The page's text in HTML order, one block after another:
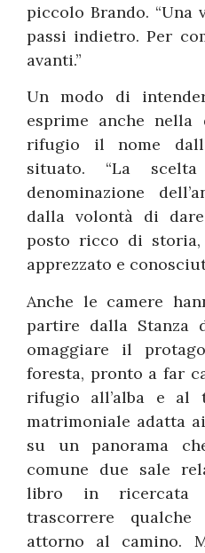
piccolo Brando.
passi indietro. Per
avanti.”
Un modo di
esprime anche
rifugio il nome
situato. “La
denominazione
dalla volontà di
posto ricco di storia,
apprezzato e
Anche le camere
partire dalla Stanza
omaggiare il
foresta, pronto a far
rifugio all’alba e al
matrimoniale adatta
su un panorama
comune due sale
libro in ricercata
trascorrere
attorno al camino.